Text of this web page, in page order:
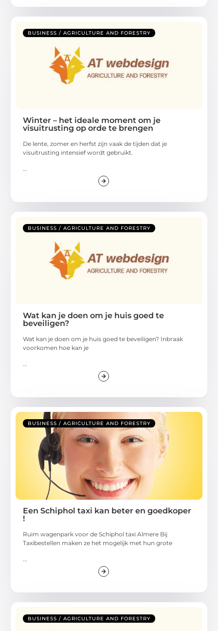
BUSINESS / AGRICULTURE AND FORESTRY
Winter – het ideale moment om je
visuitrusting op orde te brengen
De lente, zomer en herfst zijn vaak de tijden dat je
visuitrusting intensief wordt gebruikt.
BUSINESS / AGRICULTURE AND FORESTRY
Wat kan je doen om je huis goed te
beveiligen?
Wat kan je doen om je huis goed te beveiligen? Inbraak
voorkomen hoe kan je
BUSINESS / AGRICULTURE AND FORESTRY
Een Schiphol taxi kan beter en goedkoper
!
Ruim wagenpark voor de Schiphol taxi Almere Bij
Taxibestellen maken ze het mogelijk met hun grote
BUSINESS / AGRICULTURE AND FORESTRY